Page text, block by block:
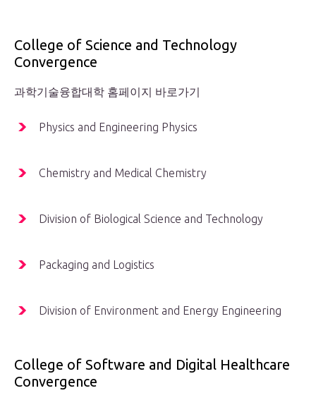
College of Science and Technology
Convergence
과학기술융합대학 홈페이지 바로가기
Physics and Engineering Physics
Chemistry and Medical Chemistry
Division of Biological Science and Technology
Packaging and Logistics
Division of Environment and Energy Engineering
College of Software and Digital Healthcare
Convergence